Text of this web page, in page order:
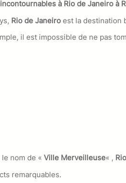
à Rio de Janeiro à
Rio de Janeiro est la destination
il est impossible de ne pas
nom de « Ville Merveilleuse« ,
remarquables.